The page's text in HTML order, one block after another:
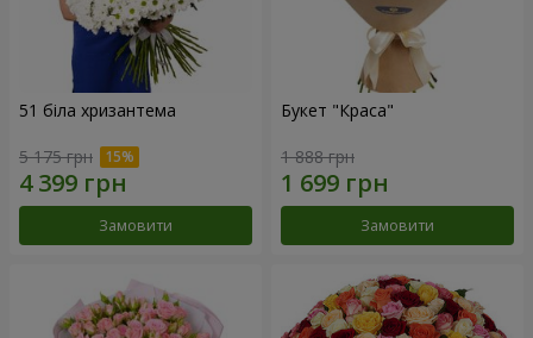
51 біла хризантема
5 175 грн
Замовити
Букет "Краса"
1 888 грн
Замовити